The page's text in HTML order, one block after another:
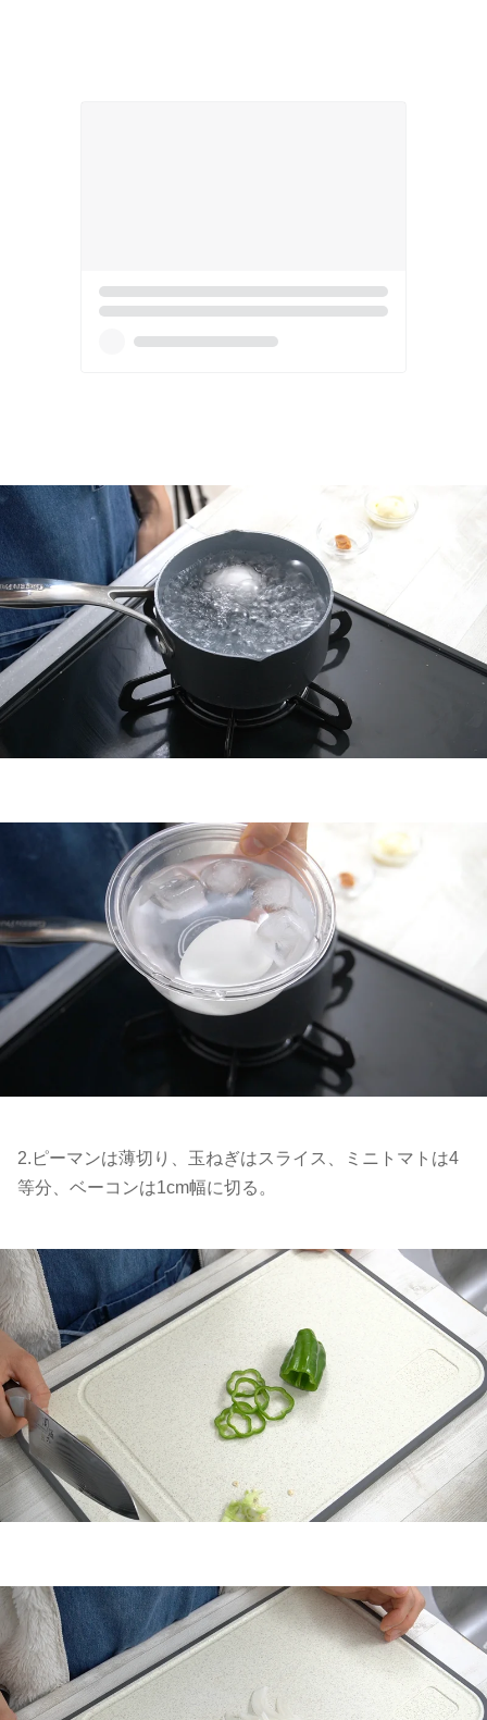
2.ピーマンは薄切り、玉ねぎはスライス、ミニトマトは4
等分、ベーコンは1cm幅に切る。